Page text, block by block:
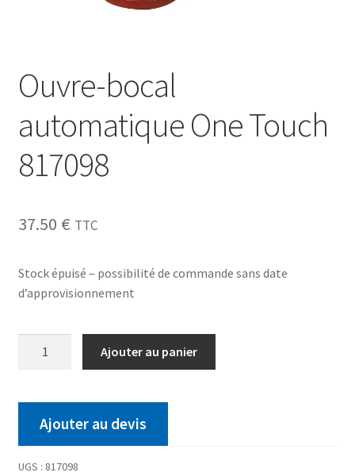
Ouvre-bocal
automatique One Touch
817098
37.50 € TTC
Stock épuisé – possibilité de commande sans date
d’approvisionnement
Ajouter au panier
Ajouter au devis
UGS : 817098